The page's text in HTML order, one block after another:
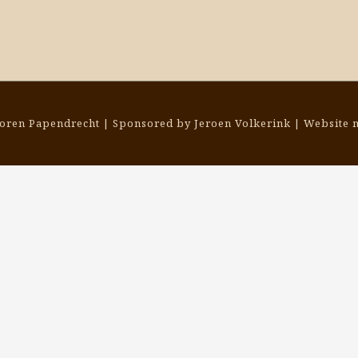
Papendrecht | Sponsored by Jeroen Volkerink | Website